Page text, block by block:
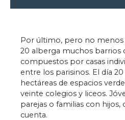
Por último, pero no
20 alberga muchos barrios
compuestos por casas
entre los parisinos. El día
hectáreas de espacios
veinte colegios y liceos.
parejas o familias con hijos,
cuenta.